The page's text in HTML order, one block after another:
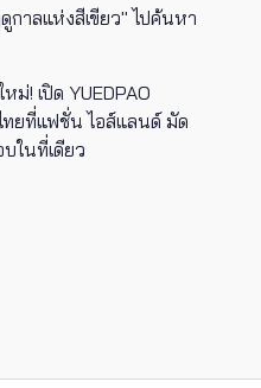
าลแห่งสีเขียว" ไปค้นหา
! เปิด YUEDPAO
ยที่แฟชั่น ไอส์แลนด์ มัด
ในที่เดียว